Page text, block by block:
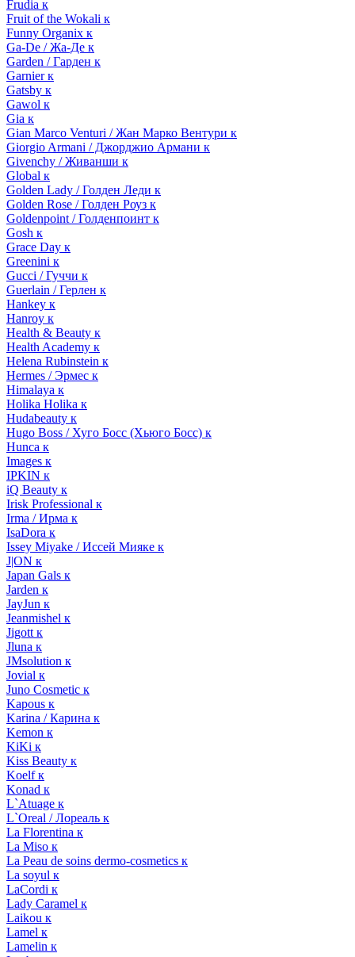
Frudia к
Fruit of the Wokali к
Funny Organix к
Ga-De / Жа-Де к
Garden / Гарден к
Garnier к
Gatsby к
Gawol к
Gia к
Gian Marco Venturi / Жан Марко Вентури к
Giorgio Armani / Джорджио Армани к
Givenchy / Живанши к
Global к
Golden Lady / Голден Леди к
Golden Rose / Голден Роуз к
Goldenpoint / Голденпоинт к
Gosh к
Grace Day к
Greenini к
Gucci / Гуччи к
Guerlain / Герлен к
Hankey к
Hanroy к
Health & Beauty к
Health Academy к
Helena Rubinstein к
Hermes / Эрмес к
Himalaya к
Holika Holika к
Hudabeauty к
Hugo Boss / Хуго Босс (Хьюго Босс) к
Hunca к
Images к
IPKIN к
iQ Beauty к
Irisk Professional к
Irma / Ирма к
IsaDora к
Issey Miyake / Иссей Мияке к
J|ON к
Japan Gals к
Jarden к
JayJun к
Jeanmishel к
Jigott к
Jluna к
JMsolution к
Jovial к
Juno Cosmetic к
Kapous к
Karina / Карина к
Kemon к
KiKi к
Kiss Beauty к
Koelf к
Konad к
L`Atuage к
L`Oreal / Лореаль к
La Florentina к
La Miso к
La Peau de soins dermo-cosmetics к
La soyul к
LaCordi к
Lady Caramel к
Laikou к
Lamel к
Lamelin к